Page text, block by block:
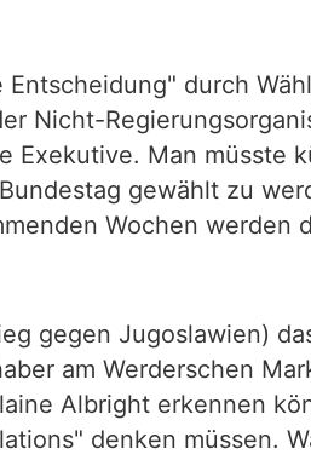
durch
Nicht-
Exekutive. Man müsste
gewählt zu
Wochen werden
gegen Jugoslawien)
am Werderschen
Albright erkennen
denken müssen.